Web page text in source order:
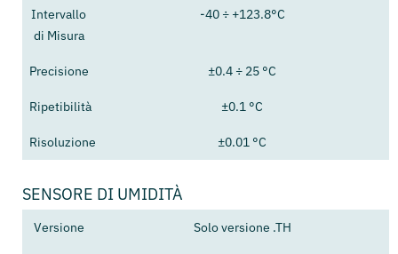
Intervallo
di Misura
-40 ÷ +123.8°C
Precisione ±0.4 ÷ 25 °C
Ripetibilità ±0.1 °C
Risoluzione ±0.01 °C
SENSORE DI UMIDITÀ
Versione Solo versione .TH